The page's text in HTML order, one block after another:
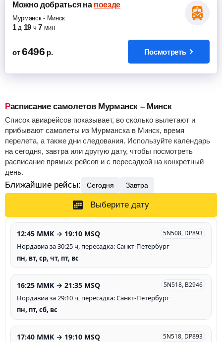
Можно добратьсяна поезде
Мурманск- Минск
1 д 19 ч 7 мин
от 6496 р. Посмотреть
Расписание самолетов Мурманск – Минск
Список авиарейсов показывает, во сколько вылетают и
прибывают самолеты из Мурманска в Минск, время
перелета, а также дни следования. Используйте календарь
на сегодня, завтра или другую дату, чтобы посмотреть
расписание прямых рейсов и с пересадкой на конкретный
день.
Ближайшие рейсы: Сегодня Завтра
Выберите дату
12:45 MMK → 19:10 MSQ 5N508, DP893
Нордавиа за 30:25 ч, пересадка: Санкт-Петербург
пн, вт, ср, чт, пт, вс
16:25 MMK → 21:35 MSQ 5N518, B2946
Нордавиа за 29:10 ч, пересадка: Санкт-Петербург
пн, пт, сб, вс
17:40 MMK → 19:10 MSQ 5N518, DP893